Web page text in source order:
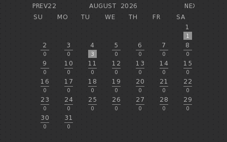
PREV22 NEXT
AUGUST
2026
SU
MO TU WE TH FR
SA
1
1
2
0
3
0
4
3
5
0
6
0
7
0
8
0
9
0
10
0
11
0
12
0
13
0
14
0
15
0
16
0
17
0
18
0
19
0
20
0
21
0
22
0
23
0
24
0
25
0
26
0
27
0
28
0
29
0
30
0
31
0